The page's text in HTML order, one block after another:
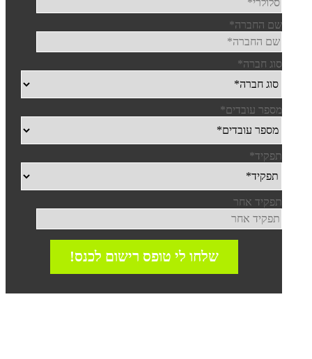
שם החברה*
סוג חברה*
מספר עובדים*
תפקיד*
תפקיד אחר